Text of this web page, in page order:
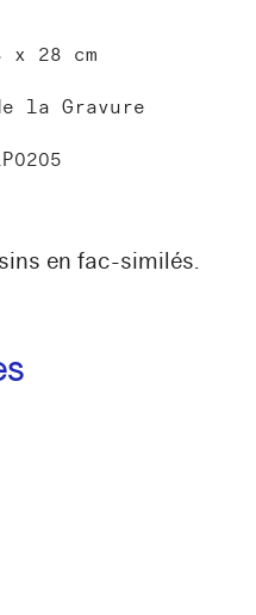
x 28 cm
la Gravure
en fac-similés.